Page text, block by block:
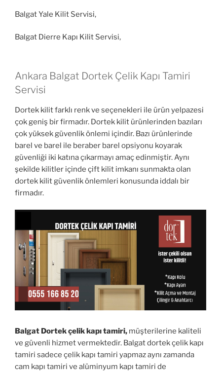
Balgat Yale Kilit Servisi,
Balgat Dierre Kapı Kilit Servisi,
Ankara Balgat Dortek Çelik Kapı Tamiri
Servisi
Dortek kilit farklı renk ve seçenekleri ile ürün yelpazesi
çok geniş bir firmadır. Dortek kilit ürünlerinden bazıları
çok yüksek güvenlik önlemi içindir. Bazı ürünlerinde
barel ve barel ile beraber barel opsiyonu koyarak
güvenliği iki katına çıkarmayı amaç edinmiştir. Aynı
şekilde kilitler içinde çift kilit imkanı sunmakta olan
dortek kilit güvenlik önlemleri konusunda iddalı bir
firmadır.
Balgat Dortek çelik kapı tamiri, müşterilerine kaliteli
ve güvenli hizmet vermektedir. Balgat dortek çelik kapı
tamiri sadece çelik kapı tamiri yapmaz aynı zamanda
cam kapı tamiri ve alüminyum kapı tamiri de